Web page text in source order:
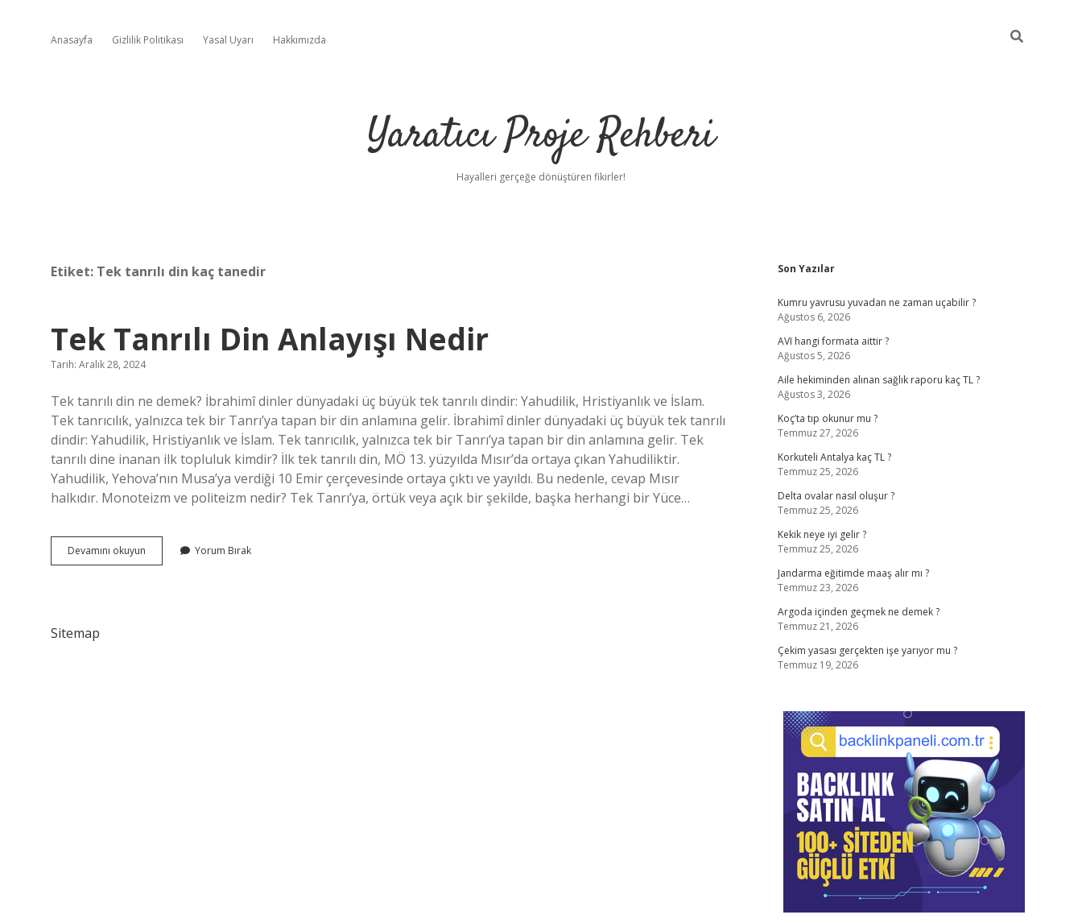
Anasayfa Gizlilik Politikası Yasal Uyarı Hakkımızda
Yaratıcı Proje Rehberi
Hayalleri gerçeğe dönüştüren fikirler!
Etiket: Tek tanrılı din kaç tanedir
Tek Tanrılı Din Anlayışı Nedir
Tarih: Aralık 28, 2024
Tek tanrılı din ne demek? İbrahimî dinler dünyadaki üç büyük tek tanrılı dindir: Yahudilik, Hristiyanlık ve İslam.
Tek tanrıcılık, yalnızca tek bir Tanrı’ya tapan bir din anlamına gelir. İbrahimî dinler dünyadaki üç büyük tek tanrılı
dindir: Yahudilik, Hristiyanlık ve İslam. Tek tanrıcılık, yalnızca tek bir Tanrı’ya tapan bir din anlamına gelir. Tek
tanrılı dine inanan ilk topluluk kimdir? İlk tek tanrılı din, MÖ 13. yüzyılda Mısır’da ortaya çıkan Yahudiliktir.
Yahudilik, Yehova’nın Musa’ya verdiği 10 Emir çerçevesinde ortaya çıktı ve yayıldı. Bu nedenle, cevap Mısır
halkıdır. Monoteizm ve politeizm nedir? Tek Tanrı’ya, örtük veya açık bir şekilde, başka herhangi bir Yüce…
Devamını okuyun
Tanrılı
Yorum Bırak
Sitemap
Sidebar
Son Yazılar
Kumru yavrusu yuvadan ne zaman uçabilir ?
Ağustos 6, 2026
AVI hangi formata aittir ?
Ağustos 5, 2026
Aile hekiminden alınan sağlık raporu kaç TL ?
Ağustos 3, 2026
Koç’ta tıp okunur mu ?
Temmuz 27, 2026
Korkuteli Antalya kaç TL ?
Temmuz 25, 2026
Delta ovalar nasıl oluşur ?
Temmuz 25, 2026
Kekik neye iyi gelir ?
Temmuz 25, 2026
Jandarma eğitimde maaş alır mı ?
Temmuz 23, 2026
Argoda içinden geçmek ne demek ?
Temmuz 21, 2026
Çekim yasası gerçekten işe yarıyor mu ?
Temmuz 19, 2026